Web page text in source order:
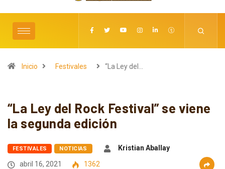
Inicio Festivales “La Ley del…
“La Ley del Rock Festival” se viene
la segunda edición
FESTIVALES NOTICIAS
Kristian Aballay
abril 16, 2021
1362